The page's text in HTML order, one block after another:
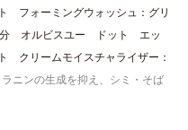
ォーミングウォッシュ：グリ
分 オルビスユー ドット エッ
クリームモイスチャライザー：
ニンの生成を抑え、シミ・そば